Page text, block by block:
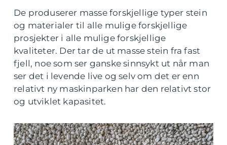
De produserer masse forskjellige typer stein
og materialer til alle mulige forskjellige
prosjekter i alle mulige forskjellige
kvaliteter. Der tar de ut masse stein fra fast
fjell, noe som ser ganske sinnsykt ut når man
ser det i levende live og selv om det er enn
relativt ny maskinparken har den relativt stor
og utviklet kapasitet.